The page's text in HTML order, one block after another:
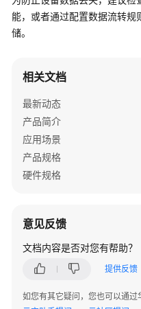
介
绍
速
入
门
户
指
南
发
南
佳
能，或者通过配置数据流转
储。
相关文档
最新动态
产品简介
应用场景
产品规格
硬件规格
意见反馈
文档内容是否对您有帮助？
提供反馈
如您有其它疑问，您也可以通